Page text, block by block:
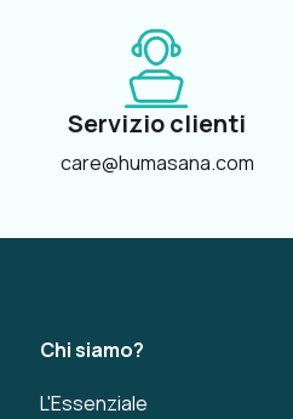
Servizio clienti
care@humasana.com
Chi siamo?
L'Essenziale